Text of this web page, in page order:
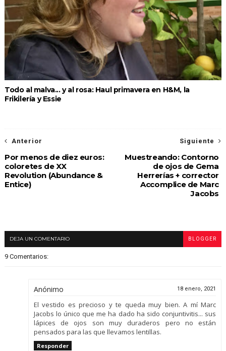
Todo al malva... y al rosa: Haul primavera en H&M, la
Frikilería y Essie
Siguiente
Muestreando: Contorno
de ojos de Gema
Herrerías + corrector
Accomplice de Marc
Jacobs
Anterior
Por menos de diez euros:
coloretes de XX
Revolution (Abundance &
Entice)
DEJA UN COMENTARIO BLOGGER
9 Comentarios:
Anónimo 18 enero, 2021
El vestido es precioso y te queda muy bien. A mí Marc
Jacobs lo único que me ha dado ha sido conjuntivitis... sus
lápices de ojos son muy duraderos pero no están
pensados para las que llevamos lentillas.
Responder